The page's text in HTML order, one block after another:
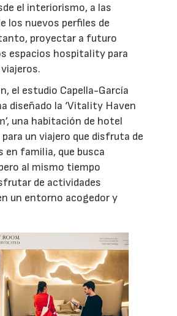
el interiorismo, a las
los nuevos perfiles de
proyectar a futuro
espacios hospitality para
el estudio Capella-García
diseñado la ‘Vitality Haven
una habitación de hotel
un viajero que disfruta de
en familia, que busca
al mismo tiempo
de actividades
un entorno acogedor y